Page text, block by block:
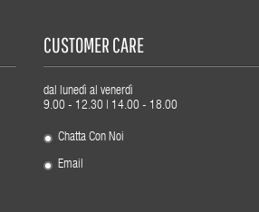
CUSTOMER CARE
dal lunedì al venerdì
9.00 - 12.30 | 14.00 - 18.00
Chatta Con Noi
Email